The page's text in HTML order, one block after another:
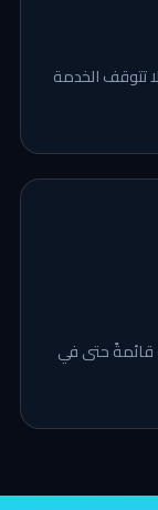
تتوقف الخدمة
قائمةً حتى في